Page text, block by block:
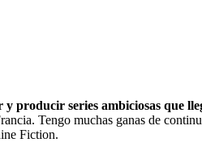
producir series ambiciosas que
Tengo muchas ganas de
Fiction.